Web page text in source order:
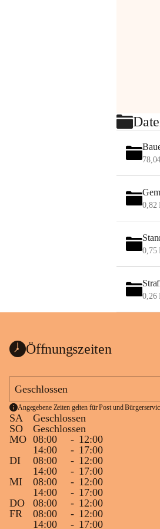
0,82
0,75
0,26
Öffnungszeiten
Geschlossen
Angegebene Zeiten gelten für Post und
SA
Geschlossen
SO
Geschlossen
MO 08:00 - 12:00
14:00
- 17:00
DI
08:00 - 12:00
14:00
- 17:00
MI
08:00 - 12:00
14:00
- 17:00
DO
08:00 - 12:00
FR
08:00 - 12:00
14:00
- 17:00